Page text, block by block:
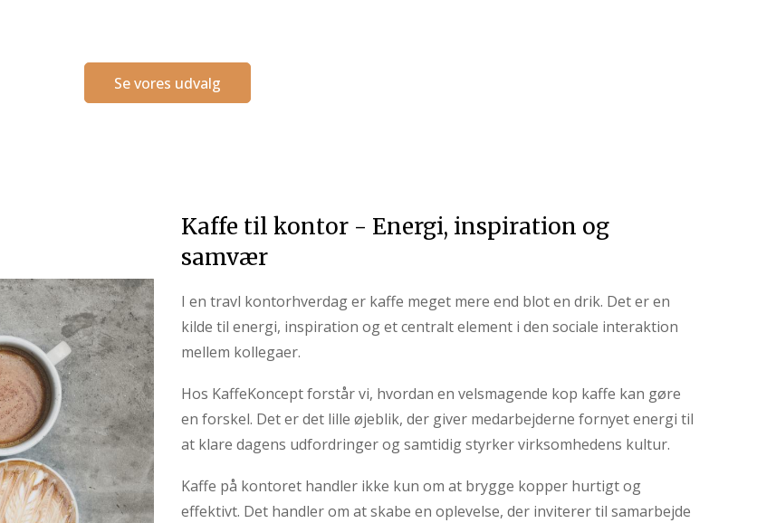
Se vores udvalg
Kaffe til kontor - Energi, inspiration og
samvær
I en travl kontorhverdag er kaffe meget mere end blot en drik. Det er en
kilde til energi, inspiration og et centralt element i den sociale interaktion
mellem kollegaer.
Hos KaffeKoncept forstår vi, hvordan en velsmagende kop kaffe kan gøre
en forskel. Det er det lille øjeblik, der giver medarbejderne fornyet energi til
at klare dagens udfordringer og samtidig styrker virksomhedens kultur.
Kaffe på kontoret handler ikke kun om at brygge kopper hurtigt og
effektivt. Det handler om at skabe en oplevelse, der inviterer til samarbejde